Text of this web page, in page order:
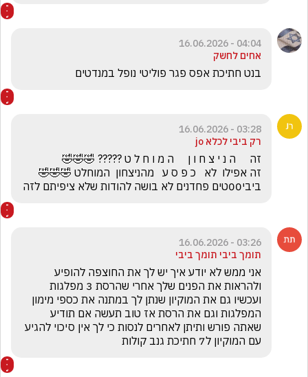
04:04 - 16.06.2026
אחים לחשק
בנט חתיכת אפס פגר פוליטי נופל במנדטים
03:28 - 16.06.2026
רק ביבי לכלא jo
ביבי00טים פחדנים לא בושה להודות שלא ציפיתם לזה
03:26 - 16.06.2026
תומך ביבי תומך ביבי
עם המוקיון ל7 חתיכת גנב קולות